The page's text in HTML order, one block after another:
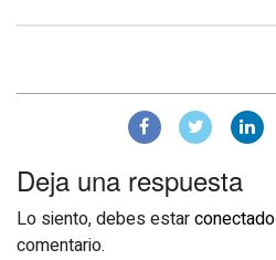
Deja una respuesta
Lo siento, debes estarconectado
comentario.